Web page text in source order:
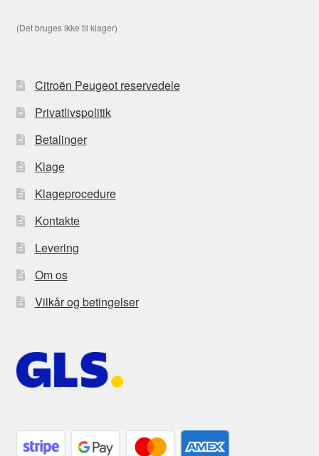
(Det bruges ikke til klager)
Citroën Peugeot reservedele
Privatlivspolitik
Betalinger
Klage
Klageprocedure
Kontakte
Levering
Om os
Vilkår og betingelser